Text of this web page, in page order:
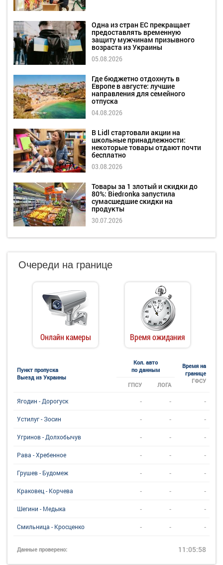
Одна из стран ЕС прекращает
предоставлять временную
защиту мужчинам призывного
возраста из Украины
05.08.2026
Где бюджетно отдохнуть в
Европе в августе: лучшие
направления для семейного
отпуска
04.08.2026
В Lidl стартовали акции на
школьные принадлежности:
некоторые товары отдают почти
бесплатно
03.08.2026
Товары за 1 злотый и скидки до
80%: Biedronka запустила
сумасшедшие скидки на
продукты
30.07.2026
Очереди на границе
Онлайн камеры Время ожидания
Пункт пропуска
Выезд из Украины
Кол. авто
по данным
Время на
границе
ГФСУ
ГПСУ ЛОГА
Ягодин - Дорогуск - - -
Устилуг - Зосин - - -
Угринов - Долхобычув - - -
Рава - Хребенное - - -
Грушев - Будомеж - - -
Краковец - Корчева - - -
Шегини - Медыка - - -
Смильница - Кросценко - - -
Данные проверено: 11:05:58